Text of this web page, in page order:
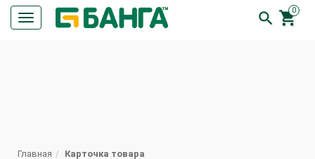
Кнопка
меню
0


Главная Карточка товара